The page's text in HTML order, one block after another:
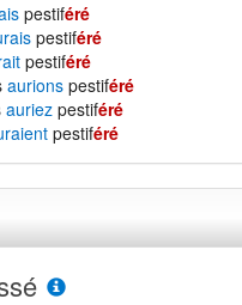
pestiféré
pestiféré
pestiféré
aurions pestiféré
auriez pestiféré
pestiféré